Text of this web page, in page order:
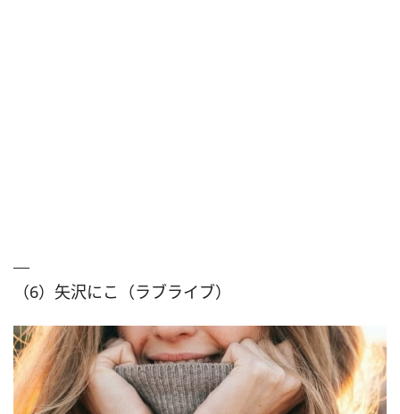
（6）矢沢にこ（ラブライブ）